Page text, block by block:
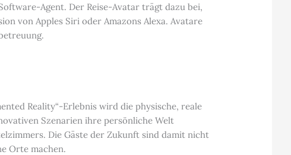
Agent. Der Reise-Avatar trägt dazu bei,
von Apples Siri oder Amazons Alexa. Avatare
Reality“-Erlebnis wird die physische, reale
Szenarien ihre persönliche Welt
Die Gäste der Zukunft sind damit nicht
Orte machen.